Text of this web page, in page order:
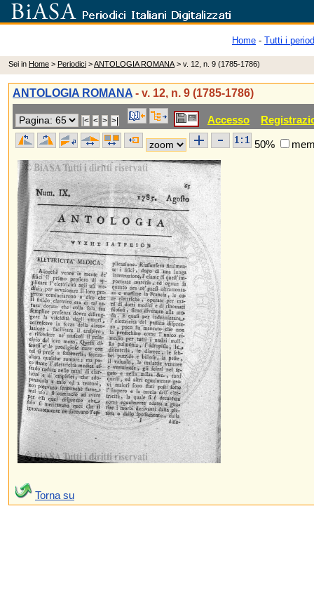
Home - Tutti i
Sei in Home > Periodici >ANTOLOGIA ROMANA > v. 12, n. 9 (1785-1786)
ANTOLOGIA ROMANA - v. 12, n. 9 (1785-1786)
Accesso
50%
Torna su